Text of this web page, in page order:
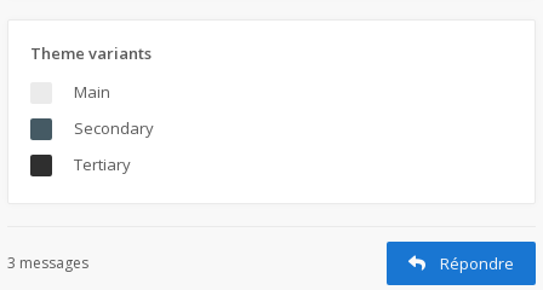
Theme variants
Main
Secondary
Tertiary
3 messages Répondre